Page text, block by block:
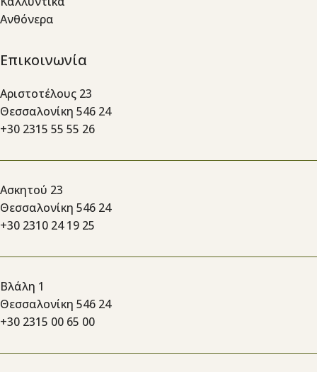
Ανθόνερα
Επικοινωνία
Αριστοτέλους 23
Θεσσαλονίκη 546 24
+30 2315 55 55 26
Ασκητού 23
Θεσσαλονίκη 546 24
+30 2310 24 19 25
Βλάλη 1
Θεσσαλονίκη 546 24
+30 2315 00 65 00